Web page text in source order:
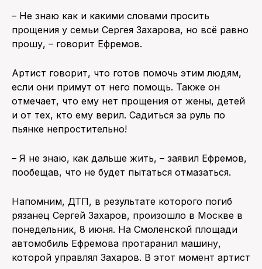
– Не знаю как и какими словами просить
прощения у семьи Сергея Захарова, но всё равно
прошу, – говорит Ефремов.
Артист говорит, что готов помочь этим людям,
если они примут от него помощь. Также он
отмечает, что ему нет прощения от жены, детей
и от тех, кто ему верил. Садиться за руль по
пьянке непростительно!
– Я не знаю, как дальше жить, – заявил Ефремов,
пообещав, что не будет пытаться отмазаться.
Напомним, ДТП, в результате которого погиб
рязанец Сергей Захаров, произошло в Москве в
понедельник, 8 июня. На Смоленской площади
автомобиль Ефремова протаранил машину,
которой управлял Захаров. В этот момент артист